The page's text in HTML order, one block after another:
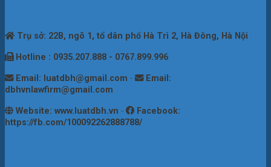
Trụ sở: 22B, ngõ 1, tổ dân phố Hà Trì 2, Hà Đông, Hà Nội
Hotline : 0935.207.888 - 0767.899.996
Email: luatdbh@gmail.com -
Email:
dbhvnlawfirm@gmail.com
Website: www.luatdbh.vn -
Facebook:
https://fb.com/100092262888788/